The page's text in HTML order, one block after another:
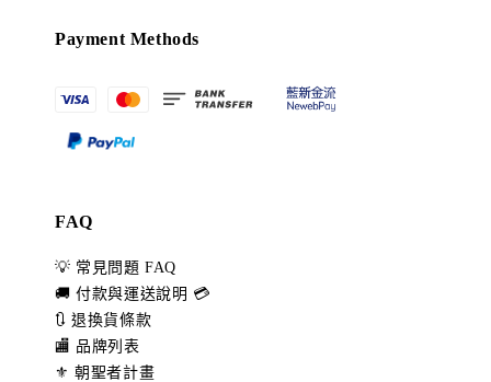
Payment Methods
FAQ
💡 常見問題 FAQ
🚚 付款與運送說明 💳
🔃 退換貨條款
🏬 品牌列表
⚜️ 朝聖者計畫